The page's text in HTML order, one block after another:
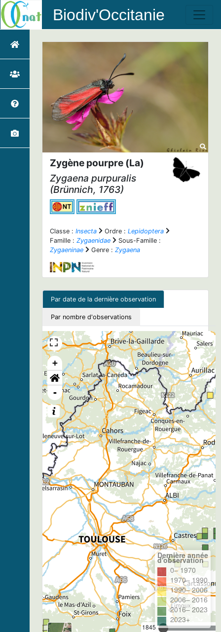
Biodiv'Occitanie
Zygène pourpre (La)
Zygaena purpuralis
(Brünnich, 1763)
Classe : Insecta Ordre : Lepidoptera
Famille : Zygaenidae
Sous-Famille :
Zygaeninae
Genre : Zygaena
Par date de la dernière observation
Par nombre d'observations
+
-
1845
Dernière année
d'observation
0– 1970
1970– 1990
1990– 2006
2006– 2016
2016– 2023
2023+